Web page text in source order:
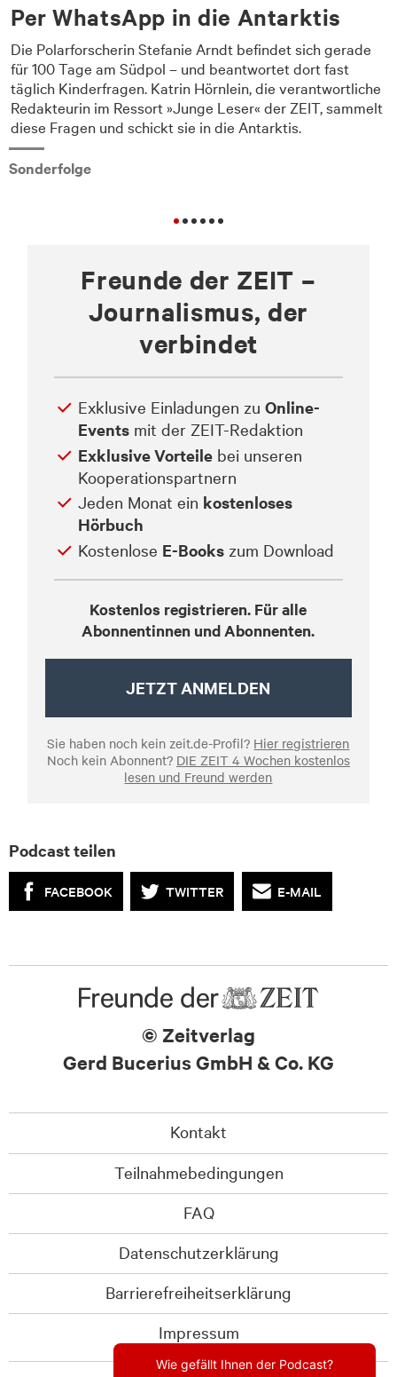
Per WhatsApp in die Antarktis
Die Polarforscherin Stefanie Arndt befindet sich gerade
für 100 Tage am Südpol – und beantwortet dort fast
täglich Kinderfragen. Katrin Hörnlein, die verantwortliche
Redakteurin im Ressort »Junge Leser« der ZEIT, sammelt
diese Fragen und schickt sie in die Antarktis.
Sonderfolge
Freunde der ZEIT –
Journalismus, der
verbindet
Exklusive Einladungen zu Online-
Eventsmit der ZEIT-Redaktion
Exklusive Vorteilebei unseren
Kooperationspartnern
Jeden Monat ein kostenloses
Hörbuch
Kostenlose E-Bookszum Download
Kostenlos registrieren. Für alle
Abonnentinnen und Abonnenten.
JETZT ANMELDEN
Sie haben noch kein zeit.de-Profil? Hier registrieren
Noch kein Abonnent? DIE ZEIT 4 Wochen kostenlos
lesen und Freund werden
Podcast teilen
FACEBOOK TWITTER E-MAIL
© Zeitverlag
Gerd Bucerius GmbH & Co. KG
Kontakt
Teilnahmebedingungen
FAQ
Datenschutzerklärung
Barrierefreiheitserklärung
Impressum
Wie gefällt Ihnen der Podcast?